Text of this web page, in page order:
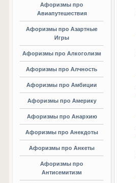
Афоризмы про
Авиапутешествия
Афоризмы про Азартные
Игры
Афоризмы про Алкоголизм
Афоризмы про Алчность
Афоризмы про Амбиции
Афоризмы про Америку
Афоризмы про Анархию
Афоризмы про Анекдоты
Афоризмы про Анкеты
Афоризмы про
Антисемитизм